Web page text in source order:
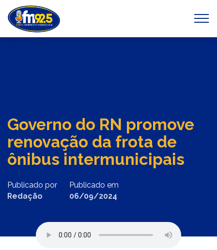
Previous Next
Governo do RN promove
renovação da frota de
ônibus intermunicipais
Publicado por
Redação
Publicado em
06/09/2024